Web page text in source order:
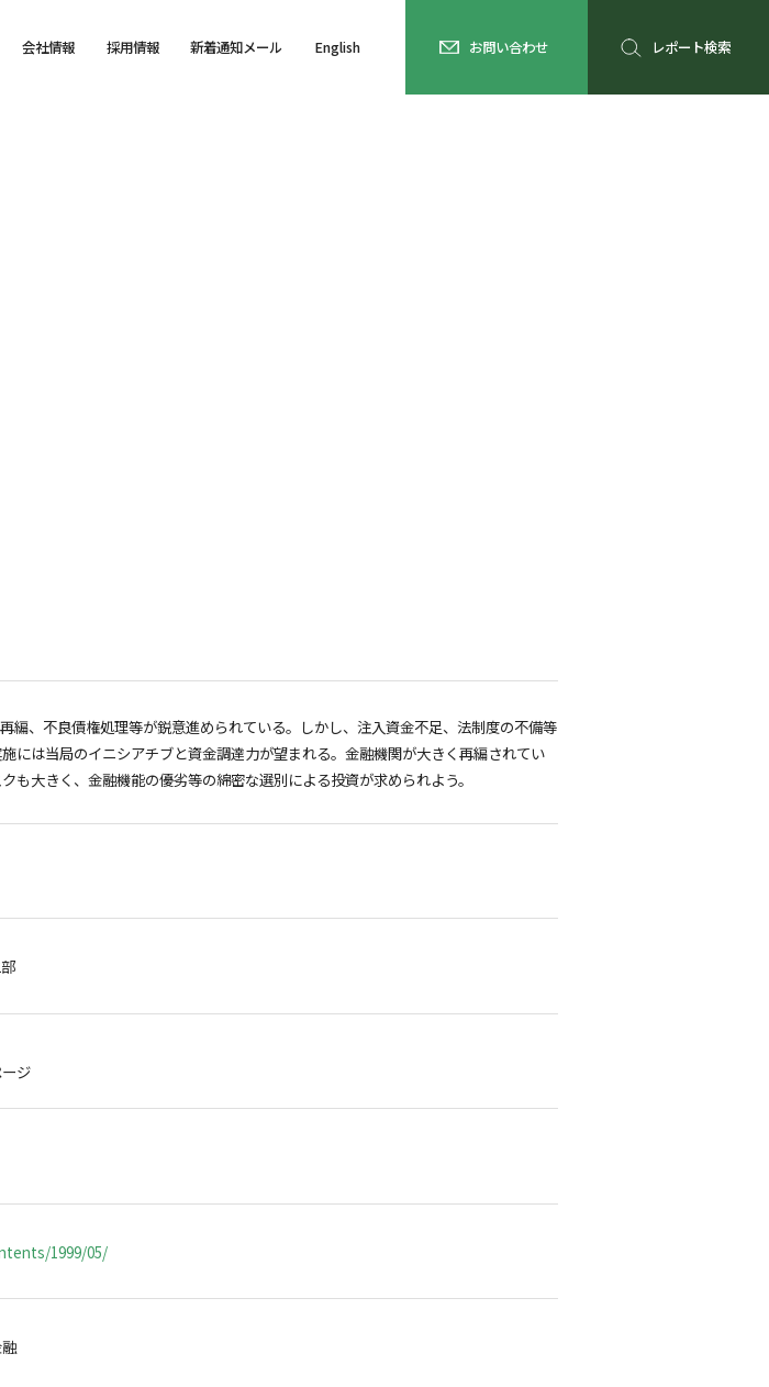
会社情報 採用情報 新着通知メール English お問い合わせ レポート検索
編、不良債権処理等が鋭意進められている。しかし、注入資金不足、法制度の不備等
には当局のイニシアチブと資金調達力が望まれる。金融機関が大きく再編されてい
も大きく、金融機能の優劣等の綿密な選別による投資が求められよう。
ジ
1999/05/